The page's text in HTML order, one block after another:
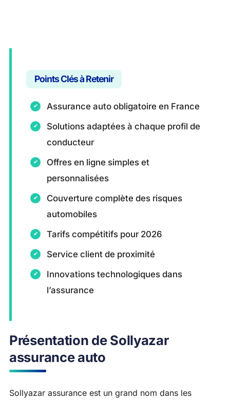
Points Clés à Retenir
Assurance auto obligatoire en France
Solutions adaptées à chaque profil de
conducteur
Offres en ligne simples et
personnalisées
Couverture complète des risques
automobiles
Tarifs compétitifs pour 2026
Service client de proximité
Innovations technologiques dans
l’assurance
Présentation de Sollyazar
assurance auto
Sollyazar assurance est un grand nom dans les